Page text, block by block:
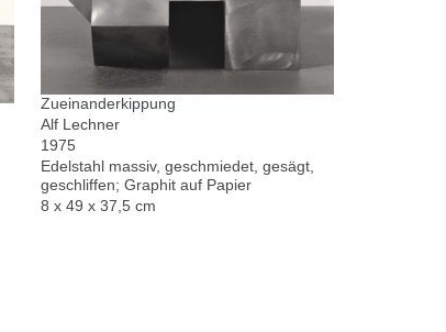
Zueinanderkippung
Alf Lechner
1975
Edelstahl massiv, geschmiedet, gesägt,
geschliffen; Graphit auf Papier
8 x 49 x 37,5 cm